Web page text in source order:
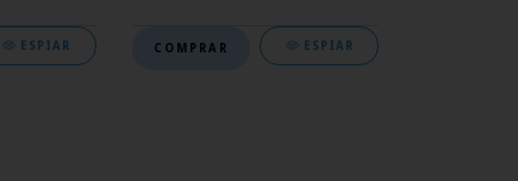
ESPIAR ESPIAR